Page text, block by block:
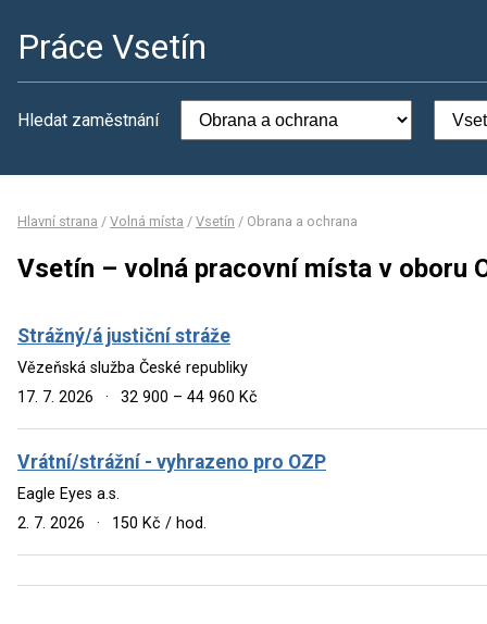
Práce Vsetín
Hledat zaměstnání
Hlavní strana / Volná místa / Vsetín / Obrana a ochrana
Vsetín – volná pracovní místa v oboru
Strážný/á justiční stráže
Vězeňská služba České republiky
17. 7. 2026
· 32 900 – 44 960 Kč
Vrátní/strážní - vyhrazeno pro OZP
Eagle Eyes a.s.
2. 7. 2026
· 150 Kč / hod.